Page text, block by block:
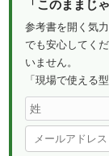
「このままじ
参考書を開く気
でも安心してく
いません。
「現場で使える